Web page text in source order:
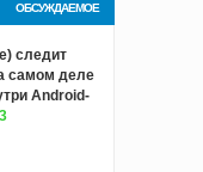
ОБСУЖДАЕМОЕ
следит
самом деле
Android-